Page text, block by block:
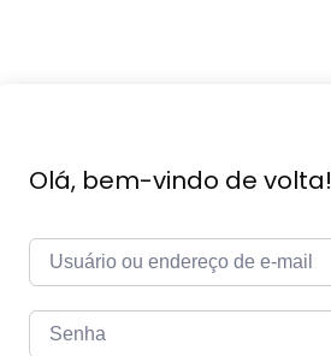
Olá, bem-vindo de volta!